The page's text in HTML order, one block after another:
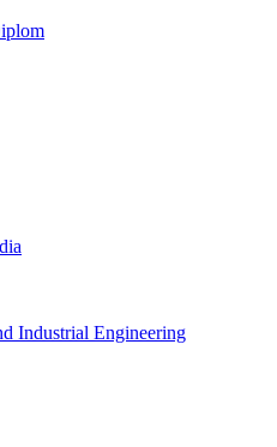
Industrial Engineering